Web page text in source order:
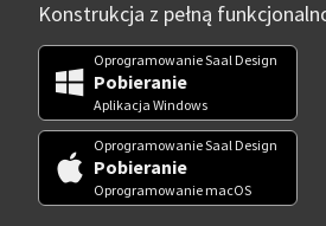
Konstrukcja z pełną
Oprogramowanie Saal Design
Pobieranie
Aplikacja Windows
Oprogramowanie Saal Design
Pobieranie
Oprogramowanie macOS